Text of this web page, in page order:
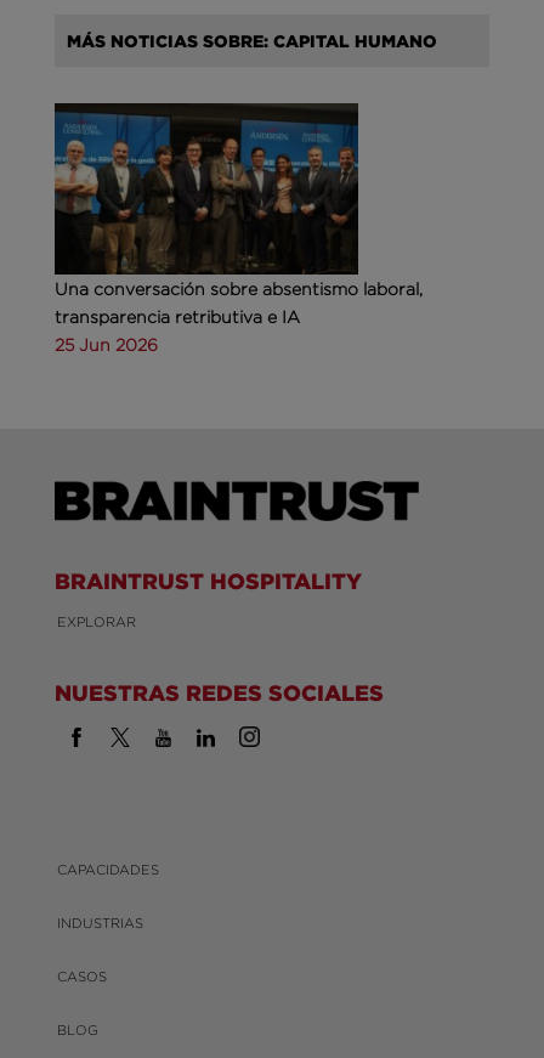
MÁS NOTICIAS SOBRE: CAPITAL HUMANO
Una conversación sobre absentismo laboral,
transparencia retributiva e IA
25 Jun 2026
BRAINTRUST HOSPITALITY
EXPLORAR
NUESTRAS REDES SOCIALES
CAPACIDADES
INDUSTRIAS
CASOS
BLOG